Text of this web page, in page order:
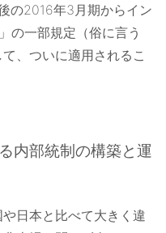
の2016年3月期からイン
の一部規定（俗に言う
、ついに適用されるこ
内部統制の構築と運
や日本と比べて大きく違